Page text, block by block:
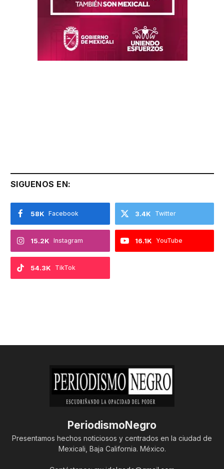
SIGUENOS EN:
Facebook
58K Twitter
3.4K
Instagram
15.2K YouTube
16.1K
TikTok
54.3K
PeriodismoNegro
Presentamos hechos noticiosos y centrados en la ciudad de
Mexicali, Baja California. México.